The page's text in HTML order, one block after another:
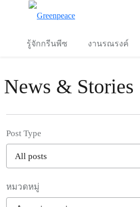
รู้จักกรีนพีซ งานรณรงค์
News & Stories
Post Type
หมวดหมู่